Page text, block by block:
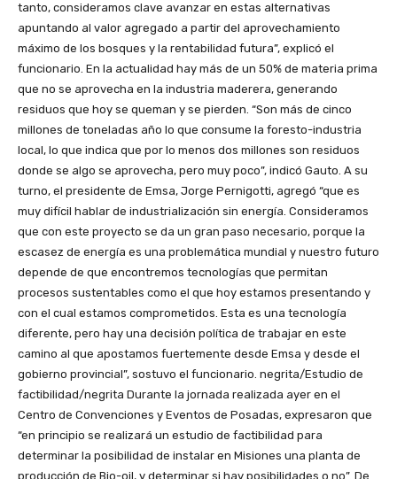
tanto, consideramos clave avanzar en estas alternativas
apuntando al valor agregado a partir del aprovechamiento
máximo de los bosques y la rentabilidad futura”, explicó el
funcionario. En la actualidad hay más de un 50% de materia prima
que no se aprovecha en la industria maderera, generando
residuos que hoy se queman y se pierden. “Son más de cinco
millones de toneladas año lo que consume la foresto-industria
local, lo que indica que por lo menos dos millones son residuos
donde se algo se aprovecha, pero muy poco”, indicó Gauto. A su
turno, el presidente de Emsa, Jorge Pernigotti, agregó “que es
muy difícil hablar de industrialización sin energía. Consideramos
que con este proyecto se da un gran paso necesario, porque la
escasez de energía es una problemática mundial y nuestro futuro
depende de que encontremos tecnologías que permitan
procesos sustentables como el que hoy estamos presentando y
con el cual estamos comprometidos. Esta es una tecnología
diferente, pero hay una decisión política de trabajar en este
camino al que apostamos fuertemente desde Emsa y desde el
gobierno provincial”, sostuvo el funcionario. negrita/Estudio de
factibilidad/negrita Durante la jornada realizada ayer en el
Centro de Convenciones y Eventos de Posadas, expresaron que
“en principio se realizará un estudio de factibilidad para
determinar la posibilidad de instalar en Misiones una planta de
producción de Bio-oil, y determinar si hay posibilidades o no”. De